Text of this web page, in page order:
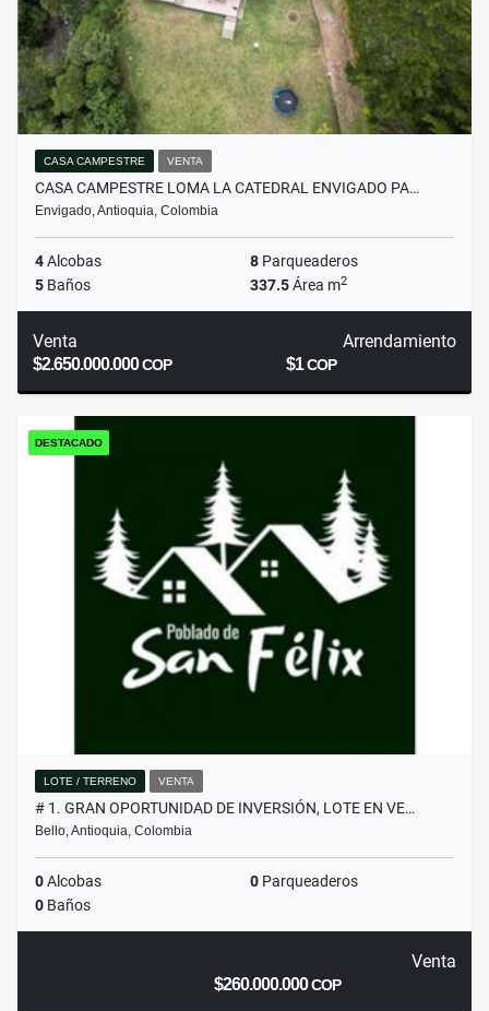
CASA CAMPESTRE VENTA
CASA CAMPESTRE LOMA LA CATEDRAL ENVIGADO PA…
Envigado, Antioquia, Colombia
4Alcobas 8 Parqueaderos
5 Baños 337.5Área m2
Venta
$2.650.000.000COP
Arrendamiento
$1COP
DESTACADO
LOTE / TERRENO VENTA
# 1. GRAN OPORTUNIDAD DE INVERSIÓN, LOTE EN VE…
Bello, Antioquia, Colombia
0Alcobas 0 Parqueaderos
0 Baños
Venta
$260.000.000COP